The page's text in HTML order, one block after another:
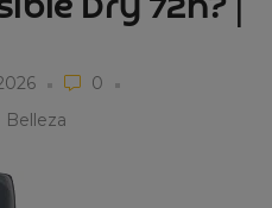
Dry 72h? |
0
Belleza